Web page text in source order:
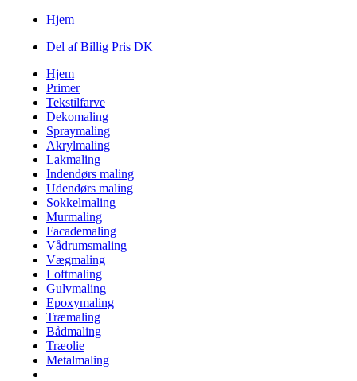
Hjem
Del af Billig Pris DK
Hjem
Primer
Tekstilfarve
Dekomaling
Spraymaling
Akrylmaling
Lakmaling
Indendørs maling
Udendørs maling
Sokkelmaling
Murmaling
Facademaling
Vådrumsmaling
Vægmaling
Loftmaling
Gulvmaling
Epoxymaling
Træmaling
Bådmaling
Træolie
Metalmaling